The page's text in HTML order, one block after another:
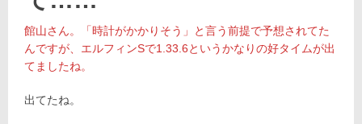
館山さん。「時計がかかりそう」と言う前提で予想されてた
んですが、エルフィンSで1.33.6というかなりの好タイムが出
てましたね。
出てたね。